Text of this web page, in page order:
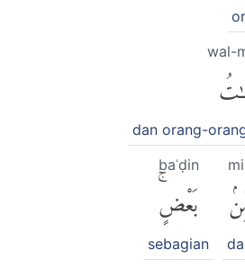
wal-
dan orang-
baʿḍin
بَعْضٍۚ
sebagian